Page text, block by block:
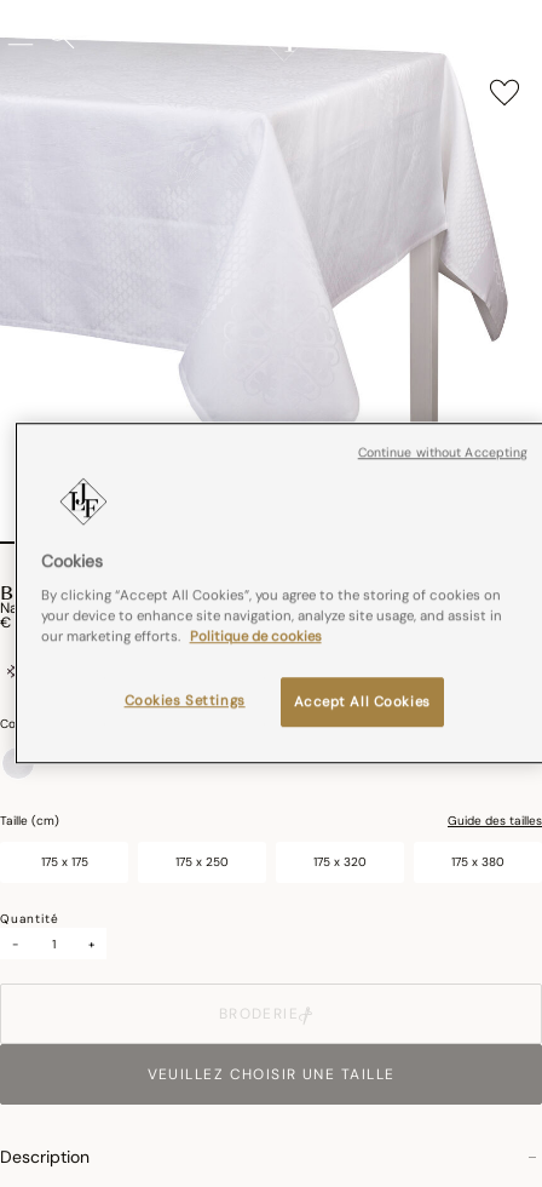
BOSPHORE BLANC
Nappe Bosphore Métis
€ 219,00
Couleurs :
Taille (cm) Guide des tailles
175 x 175 175 x 250 175 x 320 175 x 380
Quantité
-
+
BRODERIE
VEUILLEZ CHOISIR UNE TAILLE
Description
Cookies
By clicking “Accept All Cookies”, you agree to the storing of cookies on
your device to enhance site navigation, analyze site usage, and assist in
our marketing efforts. Politique de cookies
Accept All Cookies
Cookies Settings
Continue without Accepting